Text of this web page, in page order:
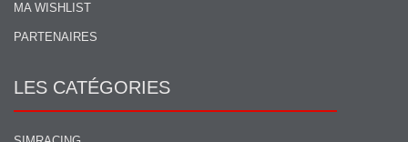
MA WISHLIST
PARTENAIRES
LES CATÉGORIES